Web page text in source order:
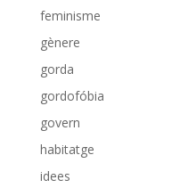
feminisme
gènere
gorda
gordofóbia
govern
habitatge
idees